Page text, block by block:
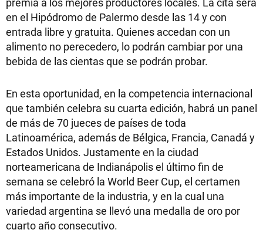
en el Hipódromo de Palermo desde las 14 y con
entrada libre y gratuita. Quienes accedan con un
alimento no perecedero, lo podrán cambiar por una
bebida de las cientas que se podrán probar.
En esta oportunidad, en la competencia internacional
que también celebra su cuarta edición, habrá un panel
de más de 70 jueces de países de toda
Latinoamérica, además de Bélgica, Francia, Canadá y
Estados Unidos. Justamente en la ciudad
norteamericana de Indianápolis el último fin de
semana se celebró la World Beer Cup, el certamen
más importante de la industria, y en la cual una
variedad argentina se llevó una medalla de oro por
cuarto año consecutivo.